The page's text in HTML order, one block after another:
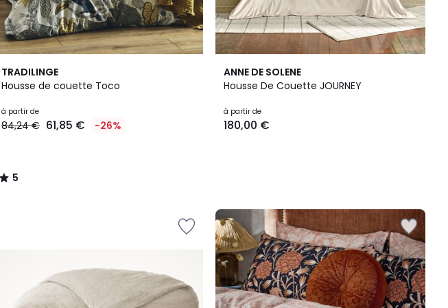
TRADILINGE
Housse de couette Toco
à partir de
84,24 € 61,85 € -26%
5
/
5
/
ANNE DE SOLENE
Housse De Couette JOURNEY
à partir de
180,00 €